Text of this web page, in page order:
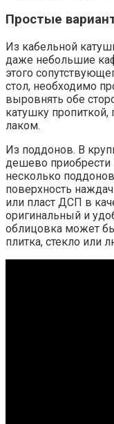
Простые
Из кабельной
даже небольшие
этого
стол, необходимо
выровнять обе
катушку
лаком.
Из поддонов. В
дешево
несколько
поверхность
или пласт ДСП в
оригинальный и
облицовка может
плитка, стекло или